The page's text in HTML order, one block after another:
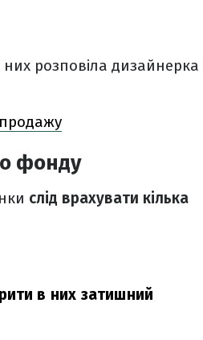
розповіла дизайнерка
фонду
слід врахувати кілька
в них затишний